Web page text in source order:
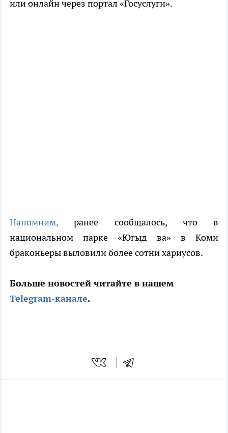
или онлайн через портал «Госуслуги».
Напомним, ранее сообщалось, что в
национальном парке «Югыд ва» в Коми
браконьеры выловили более сотни хариусов.
Больше новостей читайте в нашем
Telegram-канале.